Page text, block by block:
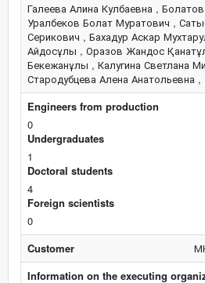
Галеева Алина Кулбаевна ,
Уралбеков Болат Муратович ,
Серикович , Бахадур Аскар
Айдосұлы , Оразов Жандос
Бекежанұлы , Калугина Светлана
Стародубцева Алена Анатольевна ,
Engineers from production
0
Undergraduates
1
Doctoral students
4
Foreign scientists
0
Customer
Information on the executing